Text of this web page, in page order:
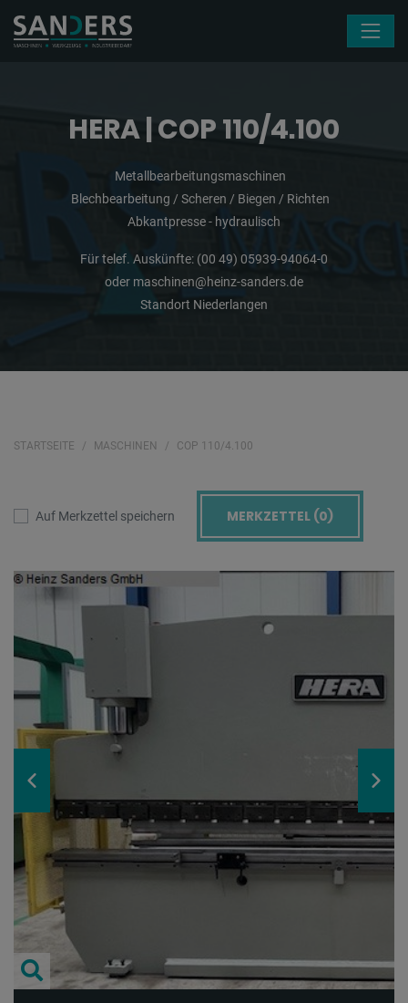
HERA | COP 110/4.100
Metallbearbeitungsmaschinen
Blechbearbeitung / Scheren / Biegen / Richten
Abkantpresse - hydraulisch
Für telef. Auskünfte: (00 49) 05939-94064-0
oder maschinen@heinz-sanders.de
Standort Niederlangen
STARTSEITE MASCHINEN COP 110/4.100
Auf Merkzettel speichern MERKZETTEL (0)